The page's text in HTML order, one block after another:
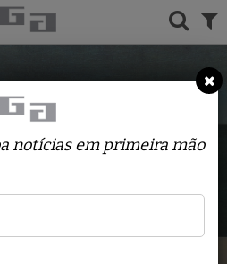
notícias em primeira mão